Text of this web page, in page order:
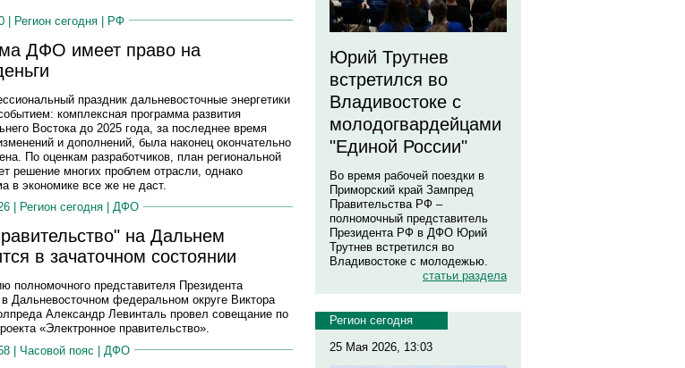
| Регион сегодня | РФ
ДФО имеет право на
праздник дальневосточные энергетики
комплексная программа развития
Востока до 2025 года, за последнее время
и дополнений, была наконец окончательно
По оценкам разработчиков, план региональной
решение многих проблем отрасли, однако
в экономике все же не даст.
|
Регион сегодня ДФО
на Дальнем
в зачаточном состоянии
полномочного представителя Президента
Дальневосточном федеральном округе Виктора
Александр Левинталь провел совещание по
«Электронное правительство».
| Часовой пояс | ДФО
Юрий Трутнев
встретился во
Владивостоке с
молодогвардейцами
"Единой России"
Во время рабочей поездки в
Приморский край Зампред
Правительства РФ –
полномочный представитель
Президента РФ в ДФО Юрий
Трутнев встретился во
Владивостоке с молодежью.
статьи раздела
Регион сегодня
25 Мая 2026, 13:03